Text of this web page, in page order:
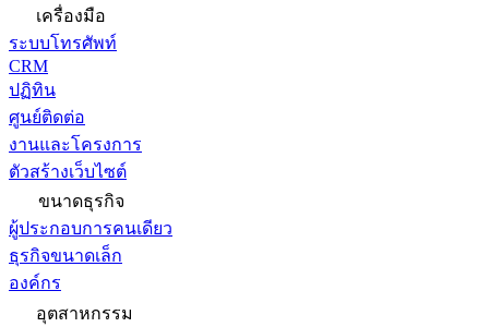
เครื่องมือ
ระบบโทรศัพท์
CRM
ปฏิทิน
ศูนย์ติดต่อ
งานและโครงการ
ตัวสร้างเว็บไซต์
ขนาดธุรกิจ
ผู้ประกอบการคนเดียว
ธุรกิจขนาดเล็ก
องค์กร
อุตสาหกรรม